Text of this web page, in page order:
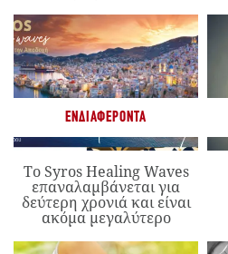
ΕΝΔΙΑΦΈΡΟΝΤΑ
Το Syros Healing Waves
επαναλαμβάνεται για
δεύτερη χρονιά και είναι
ακόμα μεγαλύτερο